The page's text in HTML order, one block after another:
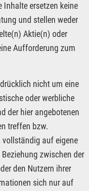
Inhalte ersetzen keine
und stellen weder
Aktie(n) oder
Aufforderung zum
nicht um eine
oder werbliche
der hier angebotenen
treffen bzw.
auf eigene
zwischen der
den Nutzern ihrer
sich nur auf